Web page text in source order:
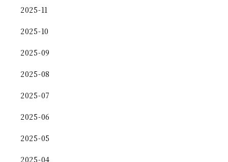
2025-11
2025-10
2025-09
2025-08
2025-07
2025-06
2025-05
2025-04